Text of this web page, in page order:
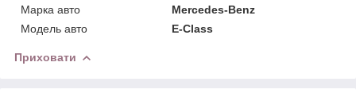
Марка авто
Mercedes-Benz
Модель авто
E-Class
Приховати